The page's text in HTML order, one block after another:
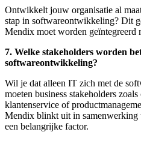
Ontwikkelt jouw organisatie al
stap in softwareontwikkeling? Dit
Mendix moet worden geïntegreerd
7. Welke stakeholders worden
softwareontwikkeling?
Wil je dat alleen IT zich met de
moeten business stakeholders
klantenservice of
Mendix blinkt uit in samenwerking
een belangrijke factor.